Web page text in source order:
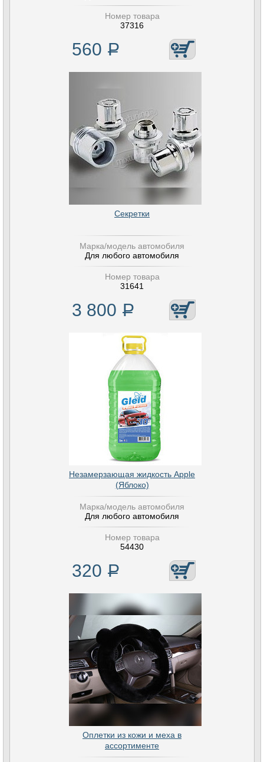
Номер товара
37316
560 Р
Секретки
Марка/модель автомобиля
Для любого автомобиля
Номер товара
31641
3 800 Р
Незамерзающая жидкость Apple
(Яблоко)
Марка/модель автомобиля
Для любого автомобиля
Номер товара
54430
320 Р
Оплетки из кожи и меха в
ассортименте